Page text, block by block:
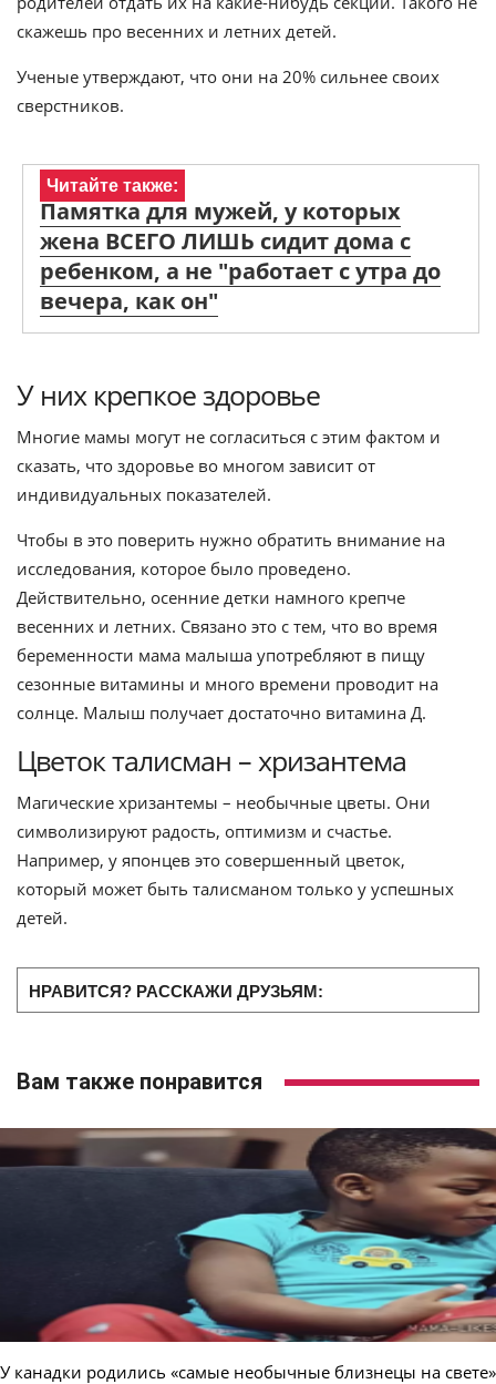
скажешь про весенних и летних детей.
Ученые утверждают, что они на 20% сильнее своих
сверстников.
Читайте также:
Памятка для мужей, у которых
жена ВСЕГО ЛИШЬ сидит дома с
ребенком, а не "работает с утра до
вечера, как он"
У них крепкое здоровье
Многие мамы могут не согласиться с этим фактом и
сказать, что здоровье во многом зависит от
индивидуальных показателей.
Чтобы в это поверить нужно обратить внимание на
исследования, которое было проведено.
Действительно, осенние детки намного крепче
весенних и летних. Связано это с тем, что во время
беременности мама малыша употребляют в пищу
сезонные витамины и много времени проводит на
солнце. Малыш получает достаточно витамина Д.
Цветок талисман – хризантема
Магические хризантемы – необычные цветы. Они
символизируют радость, оптимизм и счастье.
Например, у японцев это совершенный цветок,
который может быть талисманом только у успешных
детей.
НРАВИТСЯ? РАССКАЖИ ДРУЗЬЯМ:
Вам также понравится
У канадки родились «самые необычные близнецы на